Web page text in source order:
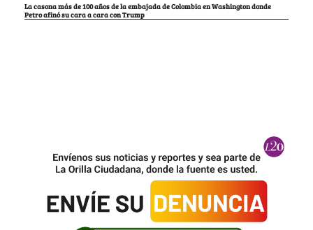
La casona más de 100 años de la embajada de Colombia en Washington donde
Petro afinó su cara a cara con Trump